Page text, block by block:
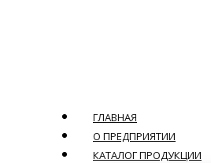
ГЛАВНАЯ
О ПРЕДПРИЯТИИ
КАТАЛОГ ПРОДУКЦИИ